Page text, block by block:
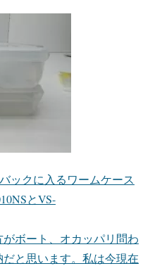
ックに入るワームケース
とVS-
ボート、オカッパリ問わ
と思います。私は今現在